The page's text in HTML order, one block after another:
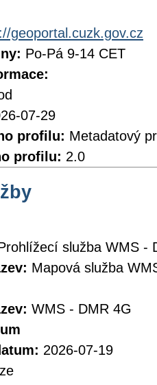
geoportal.cuzk.gov.cz
Po-Pá 9-14 CET
07-29
profilu: Metadatový
profilu: 2.0
služba WMS -
Mapová služba
WMS - DMR 4G
2026-07-19